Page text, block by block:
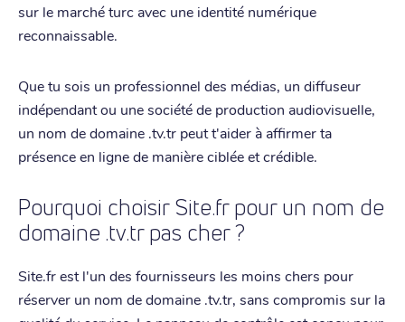
sur le marché turc avec une identité numérique
reconnaissable.
Que tu sois un professionnel des médias, un diffuseur
indépendant ou une société de production audiovisuelle,
un nom de domaine .tv.tr peut t'aider à affirmer ta
présence en ligne de manière ciblée et crédible.
Pourquoi choisir Site.fr pour un nom de
domaine .tv.tr pas cher ?
Site.fr est l'un des fournisseurs les moins chers pour
réserver un nom de domaine .tv.tr, sans compromis sur la